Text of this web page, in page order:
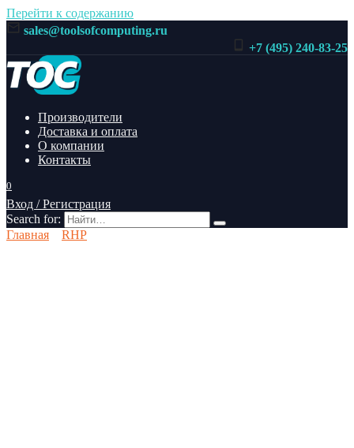
Перейти к содержанию
sales@toolsofcomputing.ru
+7 (495) 240-83-25
Производители
Доставка и оплата
О компании
Контакты
0
Вход / Регистрация
Search for:
Главная
RHP